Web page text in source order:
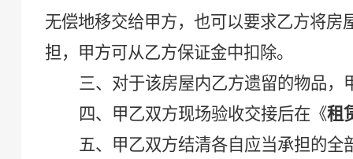
无偿地移交给甲方，也可以要求乙方将
担， 甲方可从乙方保证金中扣除。
三、对于该房屋内乙方遗留的物品，
四、甲乙双方现场验收交接后在《租
五、甲乙双方结清各自应当承担的